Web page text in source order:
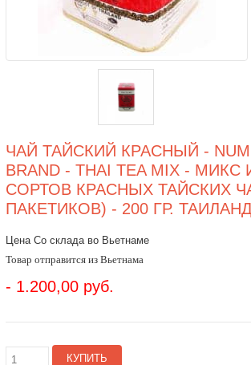
ЧАЙ ТАЙСКИЙ КРАСНЫЙ -
BRAND - THAI TEA MIX -
СОРТОВ КРАСНЫХ ТАЙСКИХ
ПАКЕТИКОВ) - 200 ГР.
Цена Со склада во Вьетнаме
Товар отправится из Вьетнама
- 1.200,00 руб.
КУПИТЬ